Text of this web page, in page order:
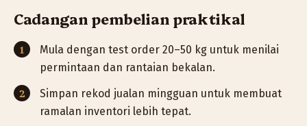
Cadangan pembelian praktikal
Mula dengan test order 20–50 kg untuk menilai
permintaan dan rantaian bekalan.
Simpan rekod jualan mingguan untuk membuat
ramalan inventori lebih tepat.